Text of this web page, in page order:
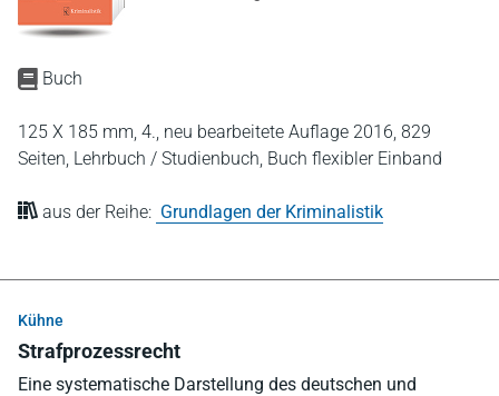
Buch
125 X 185 mm, 4., neu bearbeitete Auflage 2016, 829
Seiten, Lehrbuch / Studienbuch, Buch flexibler Einband
aus der Reihe: Grundlagen der Kriminalistik
Kühne
Strafprozessrecht
Eine systematische Darstellung des deutschen und